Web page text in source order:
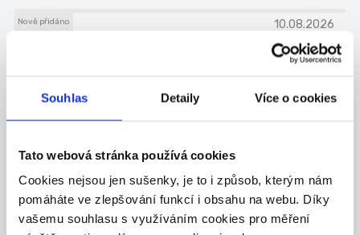
Souhlas Detaily Více o cookies
Tato webová stránka používá cookies
Cookies nejsou jen sušenky, je to i způsob, kterým nám
pomáháte ve zlepšování funkcí i obsahu na webu. Díky
vašemu souhlasu s využíváním cookies pro měření
Nově přidáno 10.08.2026
Lektor programování pro děti
Algonova je mezinárodní škola programování pro
d...